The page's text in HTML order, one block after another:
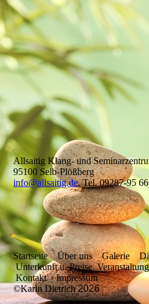
Allsaitig Klang- und
95100 Selb-Plößberg
info@allsaitig.de, Tel. 09287-95
Startseite Über uns Galerie
Unterkunft u. Preise
Kontakt
Impressum
©Karin Dietrich2026